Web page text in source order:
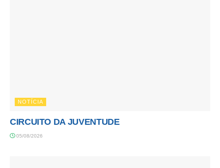
NOTÍCIA
CIRCUITO DA JUVENTUDE
05/08/2026